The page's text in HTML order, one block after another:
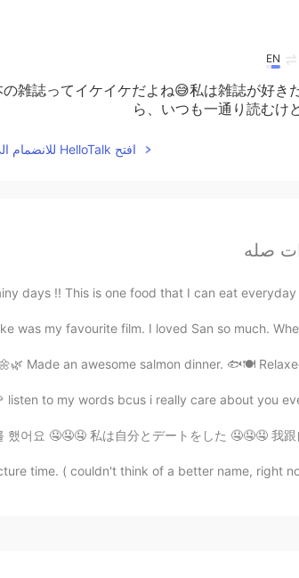
EN
雑誌ってイケイケだよね😅私は雑誌が好き
ら、いつも一通り読むけ
افتح HelloTalk للانضمام الى المحادثة
صله
days !! This is one food that I can eat everyday
was my favourite film. I loved San so much. When
Made an awesome salmon dinner. 🐟🍽 Relaxed
이트를 했어요 🤤🤤🤤 私は自分とデートをした 🤤🤤🤤 我跟自己
time. ( couldn't think of a better name, right